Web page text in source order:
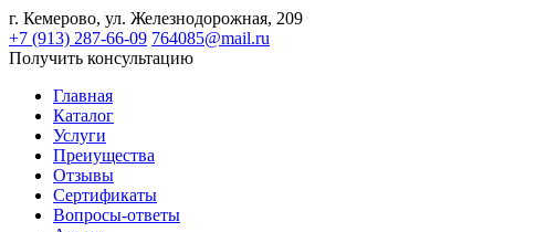
г. Кемерово, ул. Железнодорожная, 209
+7 (913) 287-66-09 764085@mail.ru
Получить консультацию
Главная
Каталог
Услуги
Преиущества
Отзывы
Сертификаты
Вопросы-ответы